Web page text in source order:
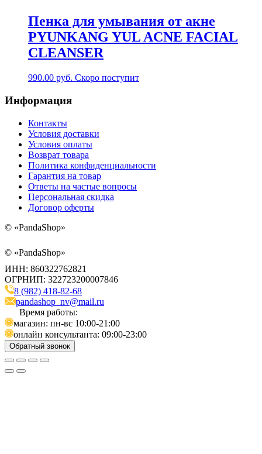
Пенка для умывания от акне
PYUNKANG YUL ACNE FACIAL
CLEANSER
990.00 руб. Скоро поступит
Информация
Контакты
Условия доставки
Условия оплаты
Возврат товара
Политика конфиденциальности
Гарантия на товар
Ответы на частые вопросы
Персональная скидка
Договор оферты
© «PandaShop»
© «PandaShop»
ИНН: 860322762821
ОГРНИП: 322723200007846
8 (982) 418-82-68
pandashop_nv@mail.ru
Время работы:
магазин: пн-вс 10:00-21:00
онлайн консультанта: 09:00-23:00
Обратный звонок